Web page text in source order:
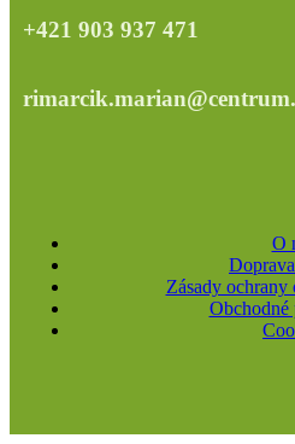
+421 903 937 471
O
Zásady ochrany
Obchodné